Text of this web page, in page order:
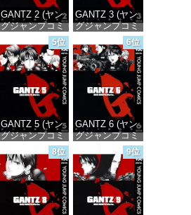
GANTZ 2 (ヤン
グジャンプコミ
ックスDIGITAL)
価格：¥100
GANTZ 3 (ヤン
グジャンプコミ
ックスDIGITAL)
価格：¥100
5位
GANTZ 5 (ヤン
グジャンプコミ
ックスDIGITAL)
価格：¥100
6位
GANTZ 6 (ヤン
グジャンプコミ
ックスDIGITAL)
価格：¥100
8位 9位